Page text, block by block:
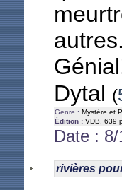
autres.
Dytal (
Genre : Mystère et
Édition : VDB, 639
Date :
rivières